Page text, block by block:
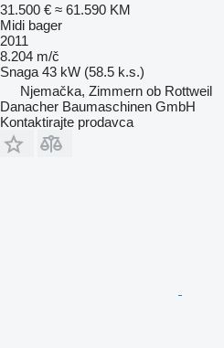
31.500 € ≈ 61.590 KM
Midi bager
2011
8.204 m/č
Snaga 43 kW (58.5 k.s.)
Njemačka, Zimmern ob Rottweil
Danacher Baumaschinen GmbH
Kontaktirajte prodavca